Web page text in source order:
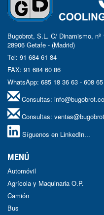
Bugobrot, S.L. C/ Dinamismo,
28906 Getafe - (Madrid)
Tel: 91 684 61 84
FAX: 91 684 60 86
WhatsApp: 685 18 36 63 - 608
Consultas:
Consultas:
Síguenos en LinkedIn...
MENÚ
Automóvil
Agrícola y Maquinaria O.P.
Camión
Bus